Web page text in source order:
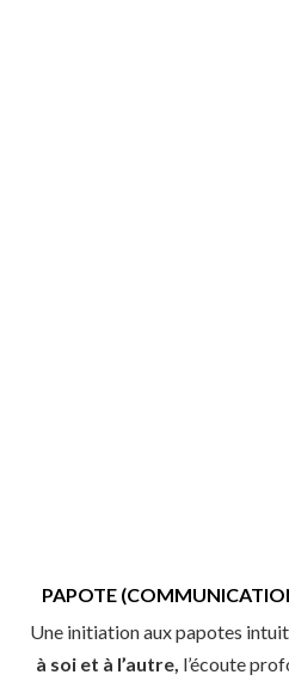
PAPOTE
Une initiation aux papotes
à soi et à l’autre, l’écoute